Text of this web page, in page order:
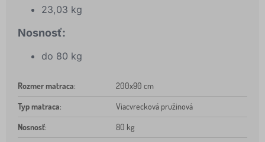
23,03 kg
Nosnosť:
do 80 kg
Rozmer matraca: 200x90 cm
Typ matraca: Viacvrecková pružinová
Nosnosť: 80 kg